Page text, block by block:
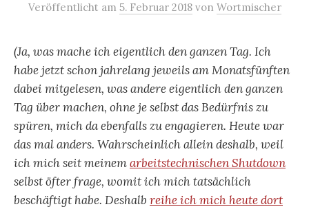
Veröffentlicht am 5. Februar 2018 von Wortmischer
(Ja, was mache ich eigentlich den ganzen Tag. Ich
habe jetzt schon jahrelang jeweils am Monatsfünften
dabei mitgelesen, was andere eigentlich den ganzen
Tag über machen, ohne je selbst das Bedürfnis zu
spüren, mich da ebenfalls zu engagieren. Heute war
das mal anders. Wahrscheinlich allein deshalb, weil
ich mich seit meinemarbeitstechnischen Shutdown
selbst öfter frage, womit ich mich tatsächlich
beschäftigt habe. Deshalb reihe ich mich heute dort